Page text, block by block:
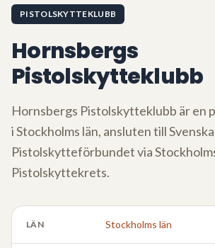
PISTOLSKYTTEKLUBB
Hornsbergs
Pistolskytteklubb
Hornsbergs Pistolskytteklubb är en
iStockholms län, ansluten till Svenska
Pistolskytteförbundet via
Pistolskyttekrets.
LÄN Stockholms län